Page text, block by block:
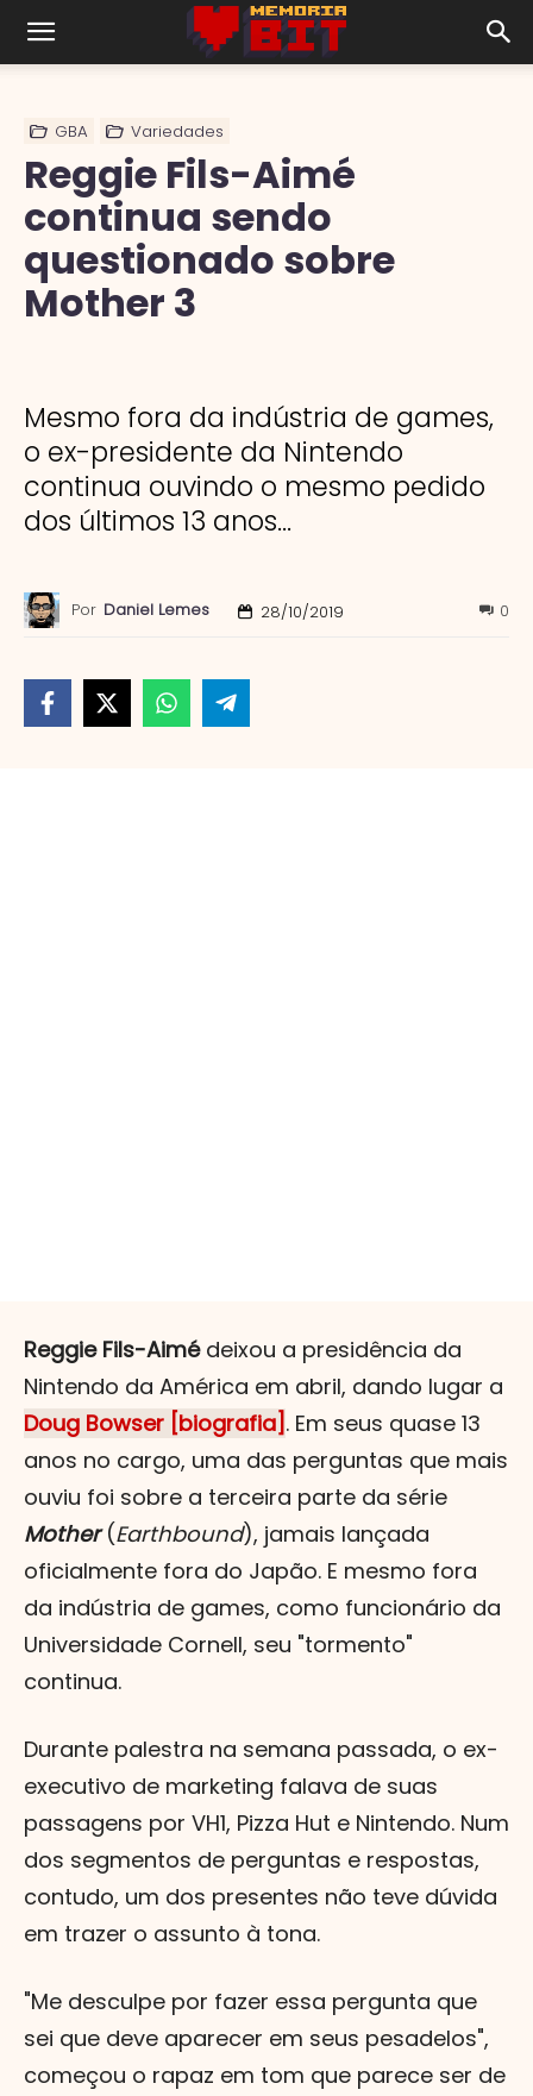
GBA Variedades
Reggie Fils-Aimé
continua sendo
questionado sobre
Mother 3
Mesmo fora da indústria de games,
o ex-presidente da Nintendo
continua ouvindo o mesmo pedido
dos últimos 13 anos...
Por Daniel Lemes 28/10/2019 0
Reggie Fils-Aimédeixou a presidência da
Nintendo da América em abril, dando lugar a
Doug Bowser [biografia] . Em seus quase 13
anos no cargo, uma das perguntas que mais
ouviu foi sobre a terceira parte da série
Mother(Earthbound), jamais lançada
oficialmente fora do Japão. E mesmo fora
da indústria de games, como funcionário da
Universidade Cornell, seu "tormento"
continua.
Durante palestra na semana passada, o ex-
executivo de marketing falava de suas
passagens por VH1, Pizza Hut e Nintendo. Num
dos segmentos de perguntas e respostas,
contudo, um dos presentes não teve dúvida
em trazer o assunto à tona.
"Me desculpe por fazer essa pergunta que
sei que deve aparecer em seus pesadelos",
começou o rapaz em tom que parece ser de